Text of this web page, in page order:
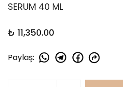
SERUM 40 ML
₺ 11,350.00
Paylaş: